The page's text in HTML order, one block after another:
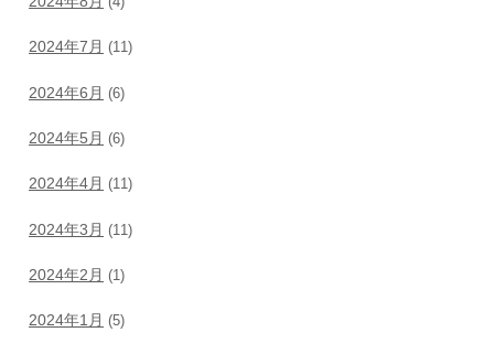
2024年7月 (11)
2024年6月 (6)
2024年5月 (6)
2024年4月 (11)
2024年3月 (11)
2024年2月 (1)
2024年1月 (5)